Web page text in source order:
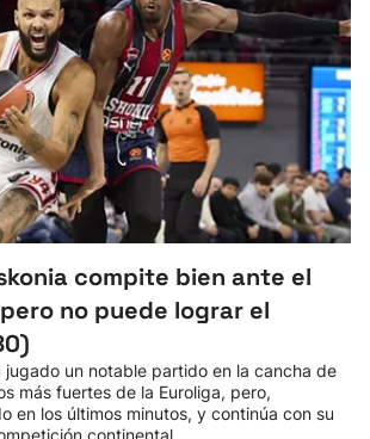
compite bien ante el
no puede lograr el
jugado un notable partido en la cancha de
más fuertes de la Euroliga, pero,
en los últimos minutos, y continúa con su